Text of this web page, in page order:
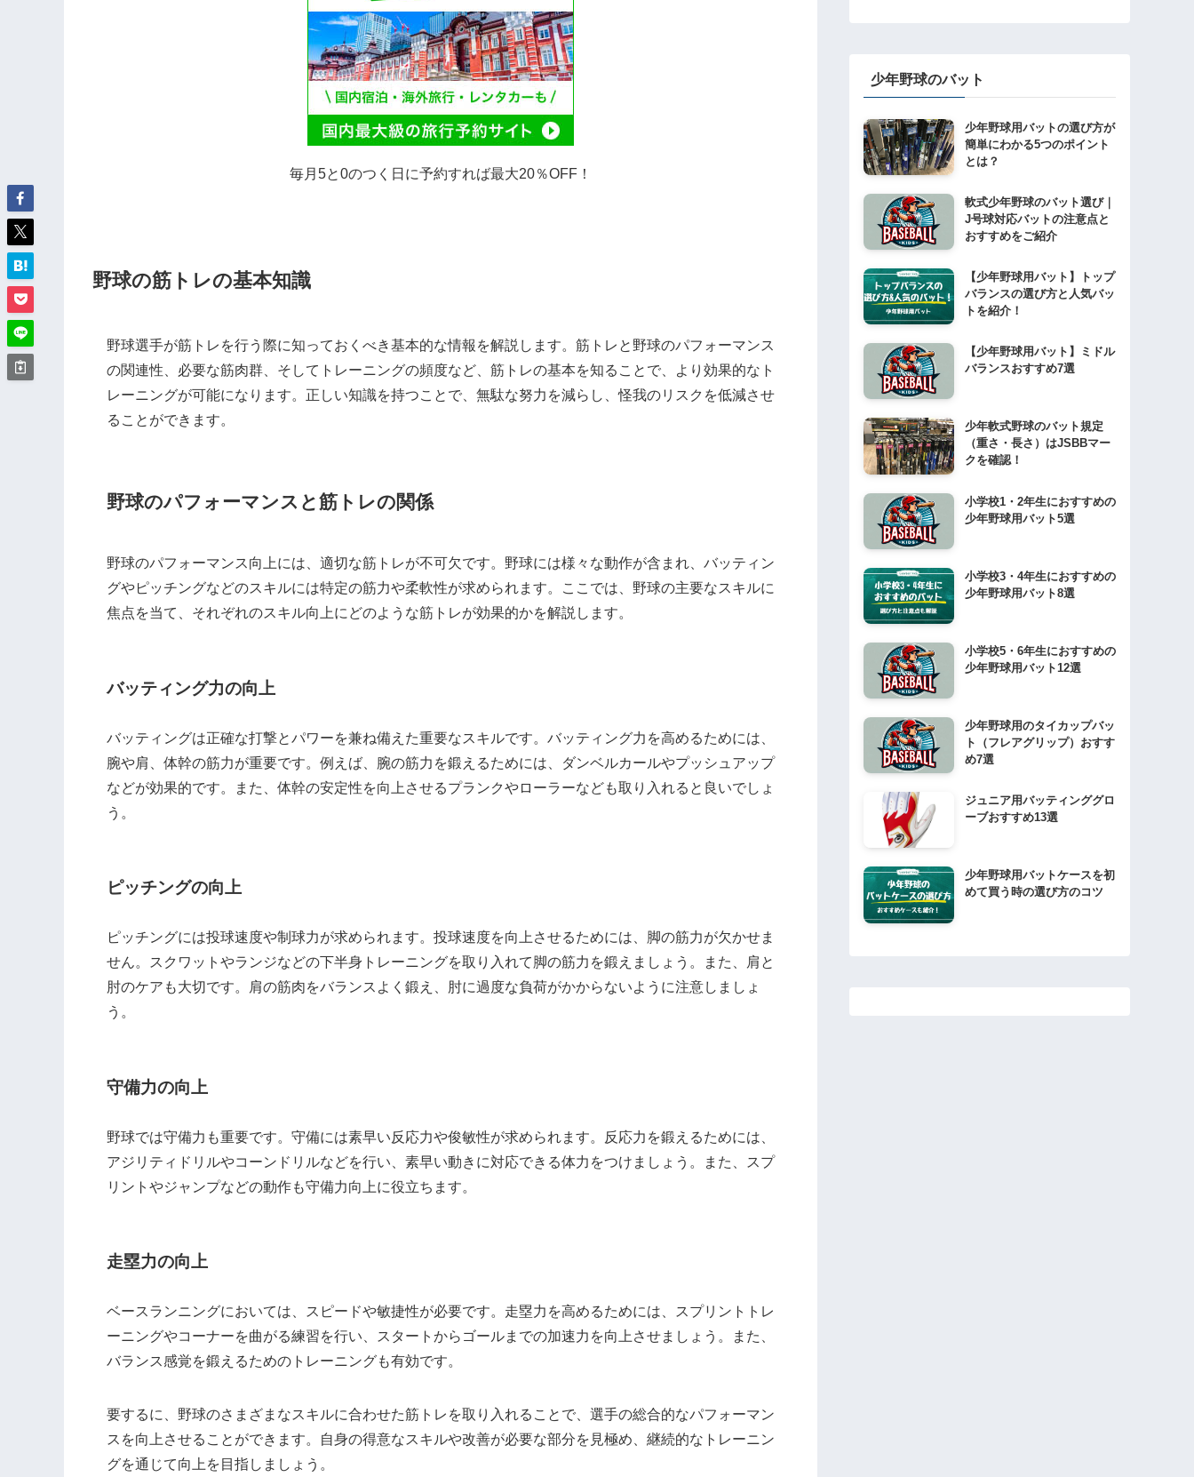
毎月5と0のつく日に予約すれば最大20％OFF！
野球の筋トレの基本知識
野球選手が筋トレを行う際に知っておくべき基本的な情報を解説します。筋トレと野球のパフォーマンス
の関連性、必要な筋肉群、そしてトレーニングの頻度など、筋トレの基本を知ることで、より効果的なト
レーニングが可能になります。正しい知識を持つことで、無駄な努力を減らし、怪我のリスクを低減させ
ることができます。
野球のパフォーマンスと筋トレの関係
野球のパフォーマンス向上には、適切な筋トレが不可欠です。野球には様々な動作が含まれ、バッティン
グやピッチングなどのスキルには特定の筋力や柔軟性が求められます。ここでは、野球の主要なスキルに
焦点を当て、それぞれのスキル向上にどのような筋トレが効果的かを解説します。
バッティング力の向上
バッティングは正確な打撃とパワーを兼ね備えた重要なスキルです。バッティング力を高めるためには、
腕や肩、体幹の筋力が重要です。例えば、腕の筋力を鍛えるためには、ダンベルカールやプッシュアップ
などが効果的です。また、体幹の安定性を向上させるプランクやローラーなども取り入れると良いでしょ
う。
ピッチングの向上
ピッチングには投球速度や制球力が求められます。投球速度を向上させるためには、脚の筋力が欠かせま
せん。スクワットやランジなどの下半身トレーニングを取り入れて脚の筋力を鍛えましょう。また、肩と
肘のケアも大切です。肩の筋肉をバランスよく鍛え、肘に過度な負荷がかからないように注意しましょ
う。
守備力の向上
野球では守備力も重要です。守備には素早い反応力や俊敏性が求められます。反応力を鍛えるためには、
アジリティドリルやコーンドリルなどを行い、素早い動きに対応できる体力をつけましょう。また、スプ
リントやジャンプなどの動作も守備力向上に役立ちます。
走塁力の向上
ベースランニングにおいては、スピードや敏捷性が必要です。走塁力を高めるためには、スプリントトレ
ーニングやコーナーを曲がる練習を行い、スタートからゴールまでの加速力を向上させましょう。また、
バランス感覚を鍛えるためのトレーニングも有効です。
要するに、野球のさまざまなスキルに合わせた筋トレを取り入れることで、選手の総合的なパフォーマン
スを向上させることができます。自身の得意なスキルや改善が必要な部分を見極め、継続的なトレーニン
グを通じて向上を目指しましょう。
少年野球のバット
少年野球用バットの選び方が
簡単にわかる5つのポイント
とは？
軟式少年野球のバット選び｜
J号球対応バットの注意点と
おすすめをご紹介
【少年野球用バット】トップ
バランスの選び方と人気バッ
トを紹介！
【少年野球用バット】ミドル
バランスおすすめ7選
少年軟式野球のバット規定
（重さ・長さ）はJSBBマー
クを確認！
小学校1・2年生におすすめの
少年野球用バット5選
小学校3・4年生におすすめの
少年野球用バット8選
小学校5・6年生におすすめの
少年野球用バット12選
少年野球用のタイカップバッ
ト（フレアグリップ）おすす
め7選
ジュニア用バッティンググロ
ーブおすすめ13選
少年野球用バットケースを初
めて買う時の選び方のコツ